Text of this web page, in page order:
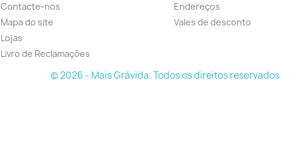
Contacte-nos
Mapa do site
Lojas
Livro de Reclamações
Endereços
Vales de desconto
© 2026 - Mais Grávida. Todos os direitos reservados